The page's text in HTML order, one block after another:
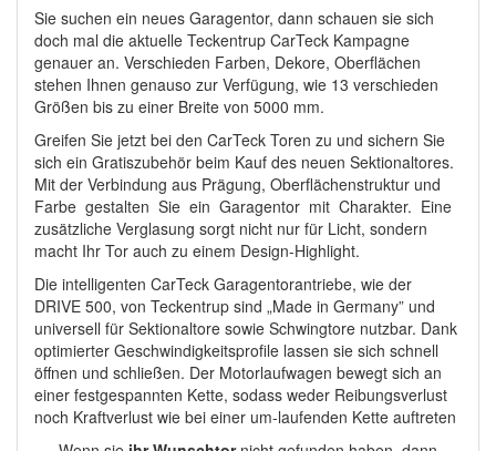
Sie suchen ein neues Garagentor, dann schauen sie sich
doch mal die aktuelle Teckentrup CarTeck Kampagne
genauer an. Verschieden Farben, Dekore, Oberflächen
stehen Ihnen genauso zur Verfügung, wie 13 verschieden
Größen bis zu einer Breite von 5000 mm.
Greifen Sie jetzt bei den CarTeck Toren zu und sichern Sie
sich ein Gratiszubehör beim Kauf des neuen Sektionaltores.
Mit der Verbindung aus Prägung, Oberflächenstruktur und
Farbe gestalten Sie ein Garagentor mit Charakter. Eine
zusätzliche Verglasung sorgt nicht nur für Licht, sondern
macht Ihr Tor auch zu einem Design-Highlight.
Die intelligenten CarTeck Garagentorantriebe, wie der
DRIVE 500, von Teckentrup sind „Made in Germany” und
universell für Sektionaltore sowie Schwingtore nutzbar. Dank
optimierter Geschwindigkeitsprofile lassen sie sich schnell
öffnen und schließen. Der Motorlaufwagen bewegt sich an
einer festgespannten Kette, sodass weder Reibungsverlust
noch Kraftverlust wie bei einer um-laufenden Kette auftreten